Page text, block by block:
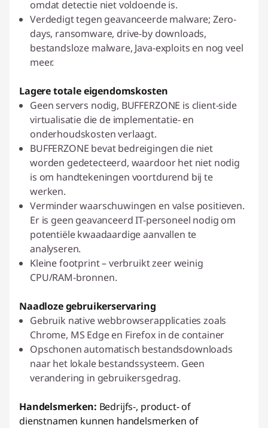
omdat detectie niet voldoende is.
Verdedigt tegen geavanceerde malware; Zero-
days, ransomware, drive-by downloads,
bestandsloze malware, Java-exploits en nog veel
meer.
Lagere totale eigendomskosten
Geen servers nodig, BUFFERZONE is client-side
virtualisatie die de implementatie- en
onderhoudskosten verlaagt.
BUFFERZONE bevat bedreigingen die niet
worden gedetecteerd, waardoor het niet nodig
is om handtekeningen voortdurend bij te
werken.
Verminder waarschuwingen en valse positieven.
Er is geen geavanceerd IT-personeel nodig om
potentiële kwaadaardige aanvallen te
analyseren.
Kleine footprint – verbruikt zeer weinig
CPU/RAM-bronnen.
Naadloze gebruikerservaring
Gebruik native webbrowserapplicaties zoals
Chrome, MS Edge en Firefox in de container
Opschonen automatisch bestandsdownloads
naar het lokale bestandssysteem. Geen
verandering in gebruikersgedrag.
Handelsmerken: Bedrijfs-, product- of
dienstnamen kunnen handelsmerken of